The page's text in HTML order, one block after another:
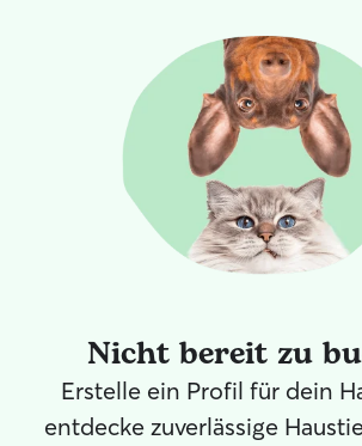
Nicht bereit zu
Erstelle ein Profil für dein
entdecke zuverlässige